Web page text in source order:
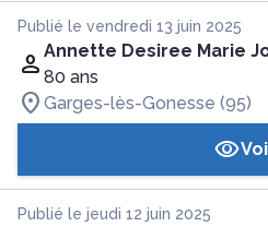
Publié le vendredi 13 juin 2025
Annette Desiree Marie
80 ans
Garges-lès-Gonesse (95)
Publié le jeudi 12 juin 2025